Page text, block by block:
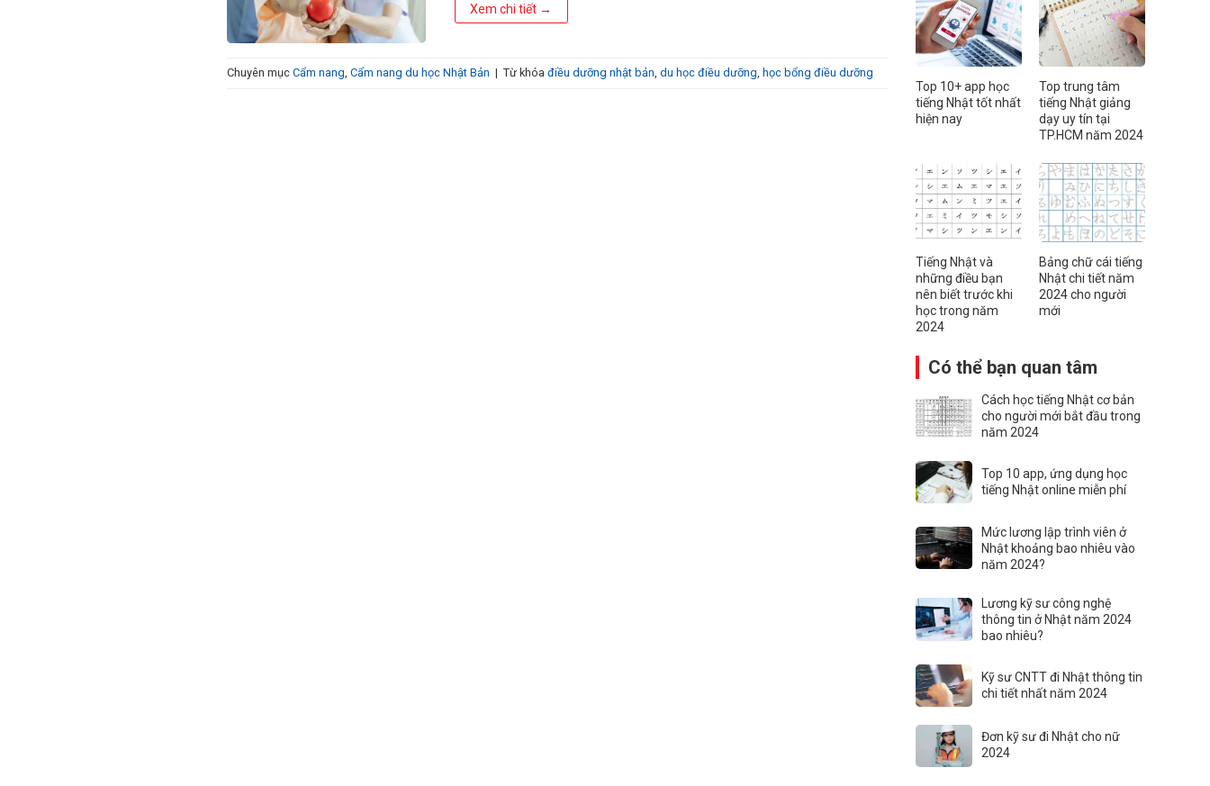
Xem chi tiết →
Chuyên mục Cẩm nang, Cẩm nang du học Nhật Bản | Từ khóa điều dưỡng nhật bản, du học điều dưỡng, học bổng điều dưỡng
Top 10+ app học
tiếng Nhật tốt nhất
hiện nay
Top trung tâm
tiếng Nhật giảng
dạy uy tín tại
TP.HCM năm 2024
Tiếng Nhật và
những điều bạn
nên biết trước khi
học trong năm
2024
Bảng chữ cái tiếng
Nhật chi tiết năm
2024 cho người
mới
Có thể bạn quan tâm
Cách học tiếng Nhật cơ bản
cho người mới bắt đầu trong
năm 2024
Top 10 app, ứng dụng học
tiếng Nhật online miễn phí
Mức lương lập trình viên ở
Nhật khoảng bao nhiêu vào
năm 2024?
Lương kỹ sư công nghệ
thông tin ở Nhật năm 2024
bao nhiêu?
Kỹ sư CNTT đi Nhật thông tin
chi tiết nhất năm 2024
Đơn kỹ sư đi Nhật cho nữ
2024